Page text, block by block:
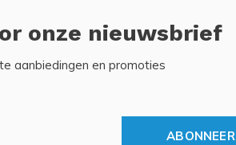
onze nieuwsbrief
aanbiedingen en promoties
ABONNEER